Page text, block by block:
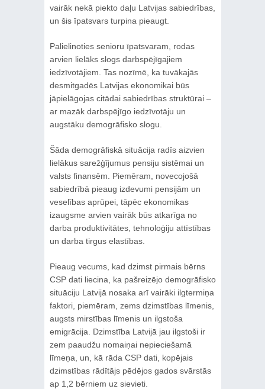
vairāk nekā piekto daļu Latvijas sabiedrības,
un šis īpatsvars turpina pieaugt.
Palielinoties senioru īpatsvaram, rodas
arvien lielāks slogs darbspējīgajiem
iedzīvotājiem. Tas nozīmē, ka tuvākajās
desmitgadēs Latvijas ekonomikai būs
jāpielāgojas citādai sabiedrības struktūrai –
ar mazāk darbspējīgo iedzīvotāju un
augstāku demogrāfisko slogu.
Šāda demogrāfiskā situācija radīs aizvien
lielākus sarežģījumus pensiju sistēmai un
valsts finansēm. Piemēram, novecojošā
sabiedrībā pieaug izdevumi pensijām un
veselības aprūpei, tāpēc ekonomikas
izaugsme arvien vairāk būs atkarīga no
darba produktivitātes, tehnoloģiju attīstības
un darba tirgus elastības.
Pieaug vecums, kad dzimst pirmais bērns
CSP dati liecina, ka pašreizējo demogrāfisko
situāciju Latvijā nosaka arī vairāki ilgtermiņa
faktori, piemēram, zems dzimstības līmenis,
augsts mirstības līmenis un ilgstoša
emigrācija. Dzimstība Latvijā jau ilgstoši ir
zem paaudžu nomaiņai nepieciešamā
līmeņa, un, kā rāda CSP dati, kopējais
dzimstības rādītājs pēdējos gados svārstās
ap 1,2 bērniem uz sievieti.